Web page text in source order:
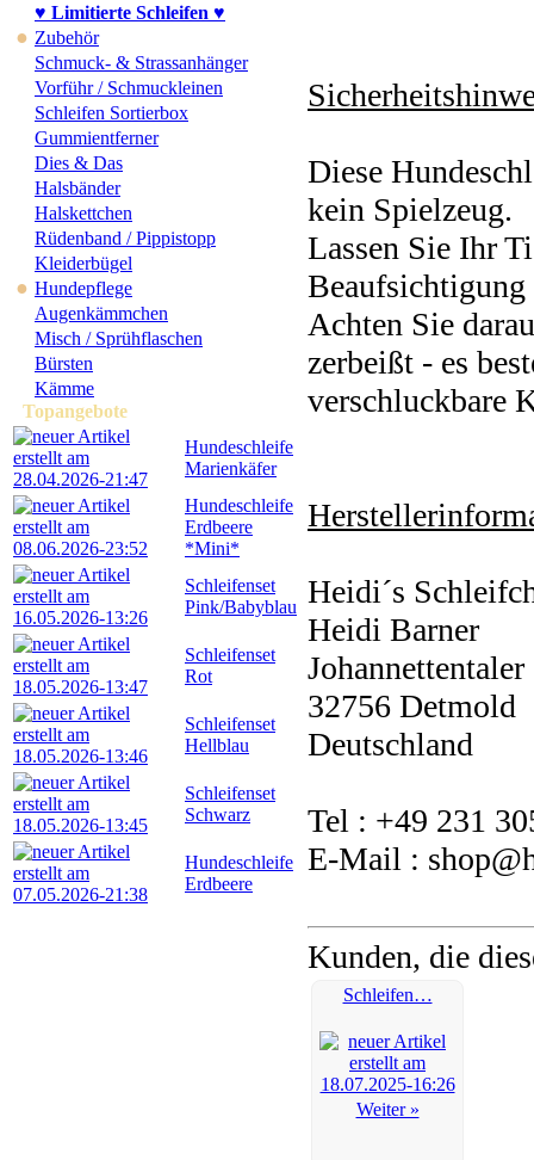
♥ Limitierte Schleifen ♥
● Zubehör
Schmuck- & Strassanhänger
Vorführ / Schmuckleinen
Schleifen Sortierbox
Gummientferner
Dies & Das
Halsbänder
Halskettchen
Rüdenband / Pippistopp
Kleiderbügel
● Hundepflege
Augenkämmchen
Misch / Sprühflaschen
Bürsten
Kämme
Topangebote
Hundeschleife
Marienkäfer
Hundeschleife
Erdbeere
*Mini*
Schleifenset
Pink/Babyblau
Schleifenset
Rot
Schleifenset
Hellblau
Schleifenset
Schwarz
Hundeschleife
Erdbeere
Diese
kein Spielzeug.
Lassen Sie Ihr
Beaufsichtigung
Achten Sie
zerbeißt - es
verschluckbare
Heidi´s
Heidi Barner
Johannettentaler
32756 Detmold
Deutschland
Tel : +49 231
E-Mail :
Kunden, die
Schleifen…
Weiter »